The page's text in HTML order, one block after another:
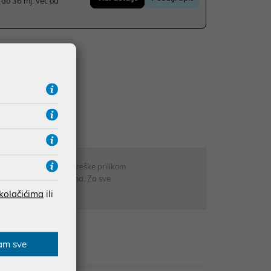
IZNAD 66,36€
opisu proizvoda, greške prilikom
odgovarati artiklima. Za sve
ili
sve